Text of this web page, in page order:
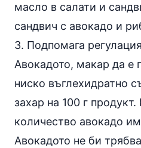
масло в салати и
сандвич с авокадо и
3. Подпомага
Авокадото, макар да е
ниско въглехидратно
захар на 100 г
количество авокадо
Авокадото не би